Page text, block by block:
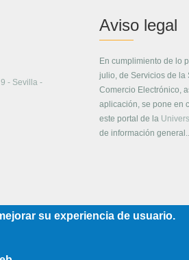
- Sevilla -
Aviso legal
En cumplimiento de lo
julio, de Servicios de la
Comercio Electrónico,
aplicación, se pone en
este portal de la
de información general...
su experiencia de usuario.